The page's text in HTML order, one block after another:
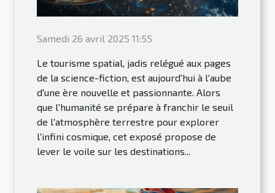
Samedi 26 avril 2025 11:55
Le tourisme spatial, jadis relégué aux pages
de la science-fiction, est aujourd'hui à l'aube
d'une ère nouvelle et passionnante. Alors
que l'humanité se prépare à franchir le seuil
de l'atmosphère terrestre pour explorer
l'infini cosmique, cet exposé propose de
lever le voile sur les destinations...